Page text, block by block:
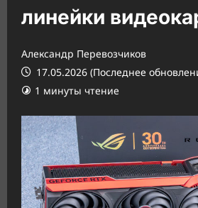
линейки
Александр Перевозчиков
17.05.2026 (Последнее
1 минуты чтение